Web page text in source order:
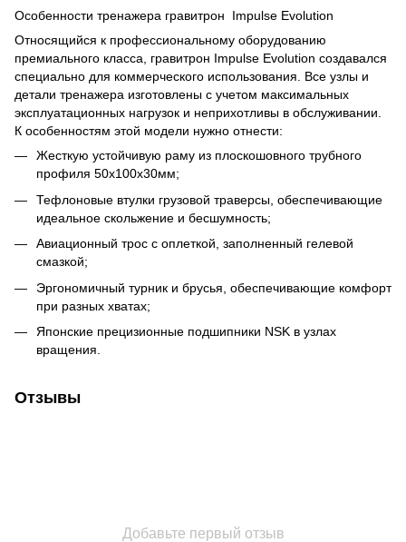
Особенности тренажера гравитрон Impulse Evolution
Относящийся к профессиональному оборудованию
премиального класса, гравитрон Impulse Evolution создавался
специально для коммерческого использования. Все узлы и
детали тренажера изготовлены с учетом максимальных
эксплуатационных нагрузок и неприхотливы в обслуживании.
К особенностям этой модели нужно отнести:
Жесткую устойчивую раму из плоскошовного трубного
профиля 50х100х30мм;
Тефлоновые втулки грузовой траверсы, обеспечивающие
идеальное скольжение и бесшумность;
Авиационный трос с оплеткой, заполненный гелевой
смазкой;
Эргономичный турник и брусья, обеспечивающие комфорт
при разных хватах;
Японские прецизионные подшипники NSK в узлах
вращения.
Отзывы
Добавьте первый отзыв